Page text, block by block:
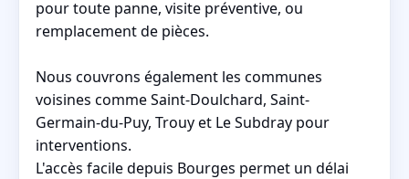
pour toute panne, visite préventive, ou
remplacement de pièces.
Nous couvrons également les communes
voisines comme Saint-Doulchard, Saint-
Germain-du-Puy, Trouy et Le Subdray pour
interventions.
L'accès facile depuis Bourges permet un délai